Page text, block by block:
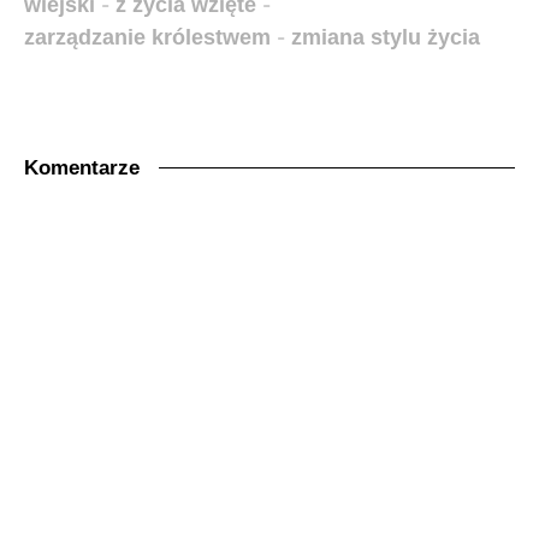
wiejski - z życia wzięte -
zarządzanie królestwem - zmiana stylu życia
Komentarze